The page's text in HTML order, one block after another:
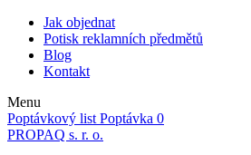
Jak objednat
Potisk reklamních předmětů
Blog
Kontakt
Menu
Poptávkový list Poptávka 0
PROPAQ s. r. o.